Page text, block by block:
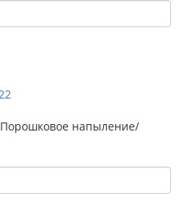
напыление/